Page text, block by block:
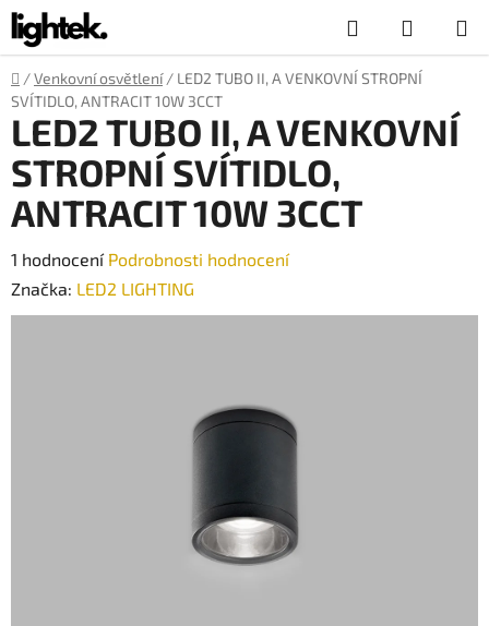
Přejít
na
obsah
Hledat
KOŠÍK
Domů
/Venkovní osvětlení / LED2 TUBO II, A VENKOVNÍ STROPNÍ
SVÍTIDLO, ANTRACIT 10W 3CCT
LED2 TUBO II, A VENKOVNÍ
STROPNÍ SVÍTIDLO,
ANTRACIT 10W 3CCT
Průměrné
hodnocení
produktu
1 hodnocení Podrobnosti hodnocení
Značka: LED2 LIGHTING